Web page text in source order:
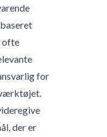
ofte
for
der er